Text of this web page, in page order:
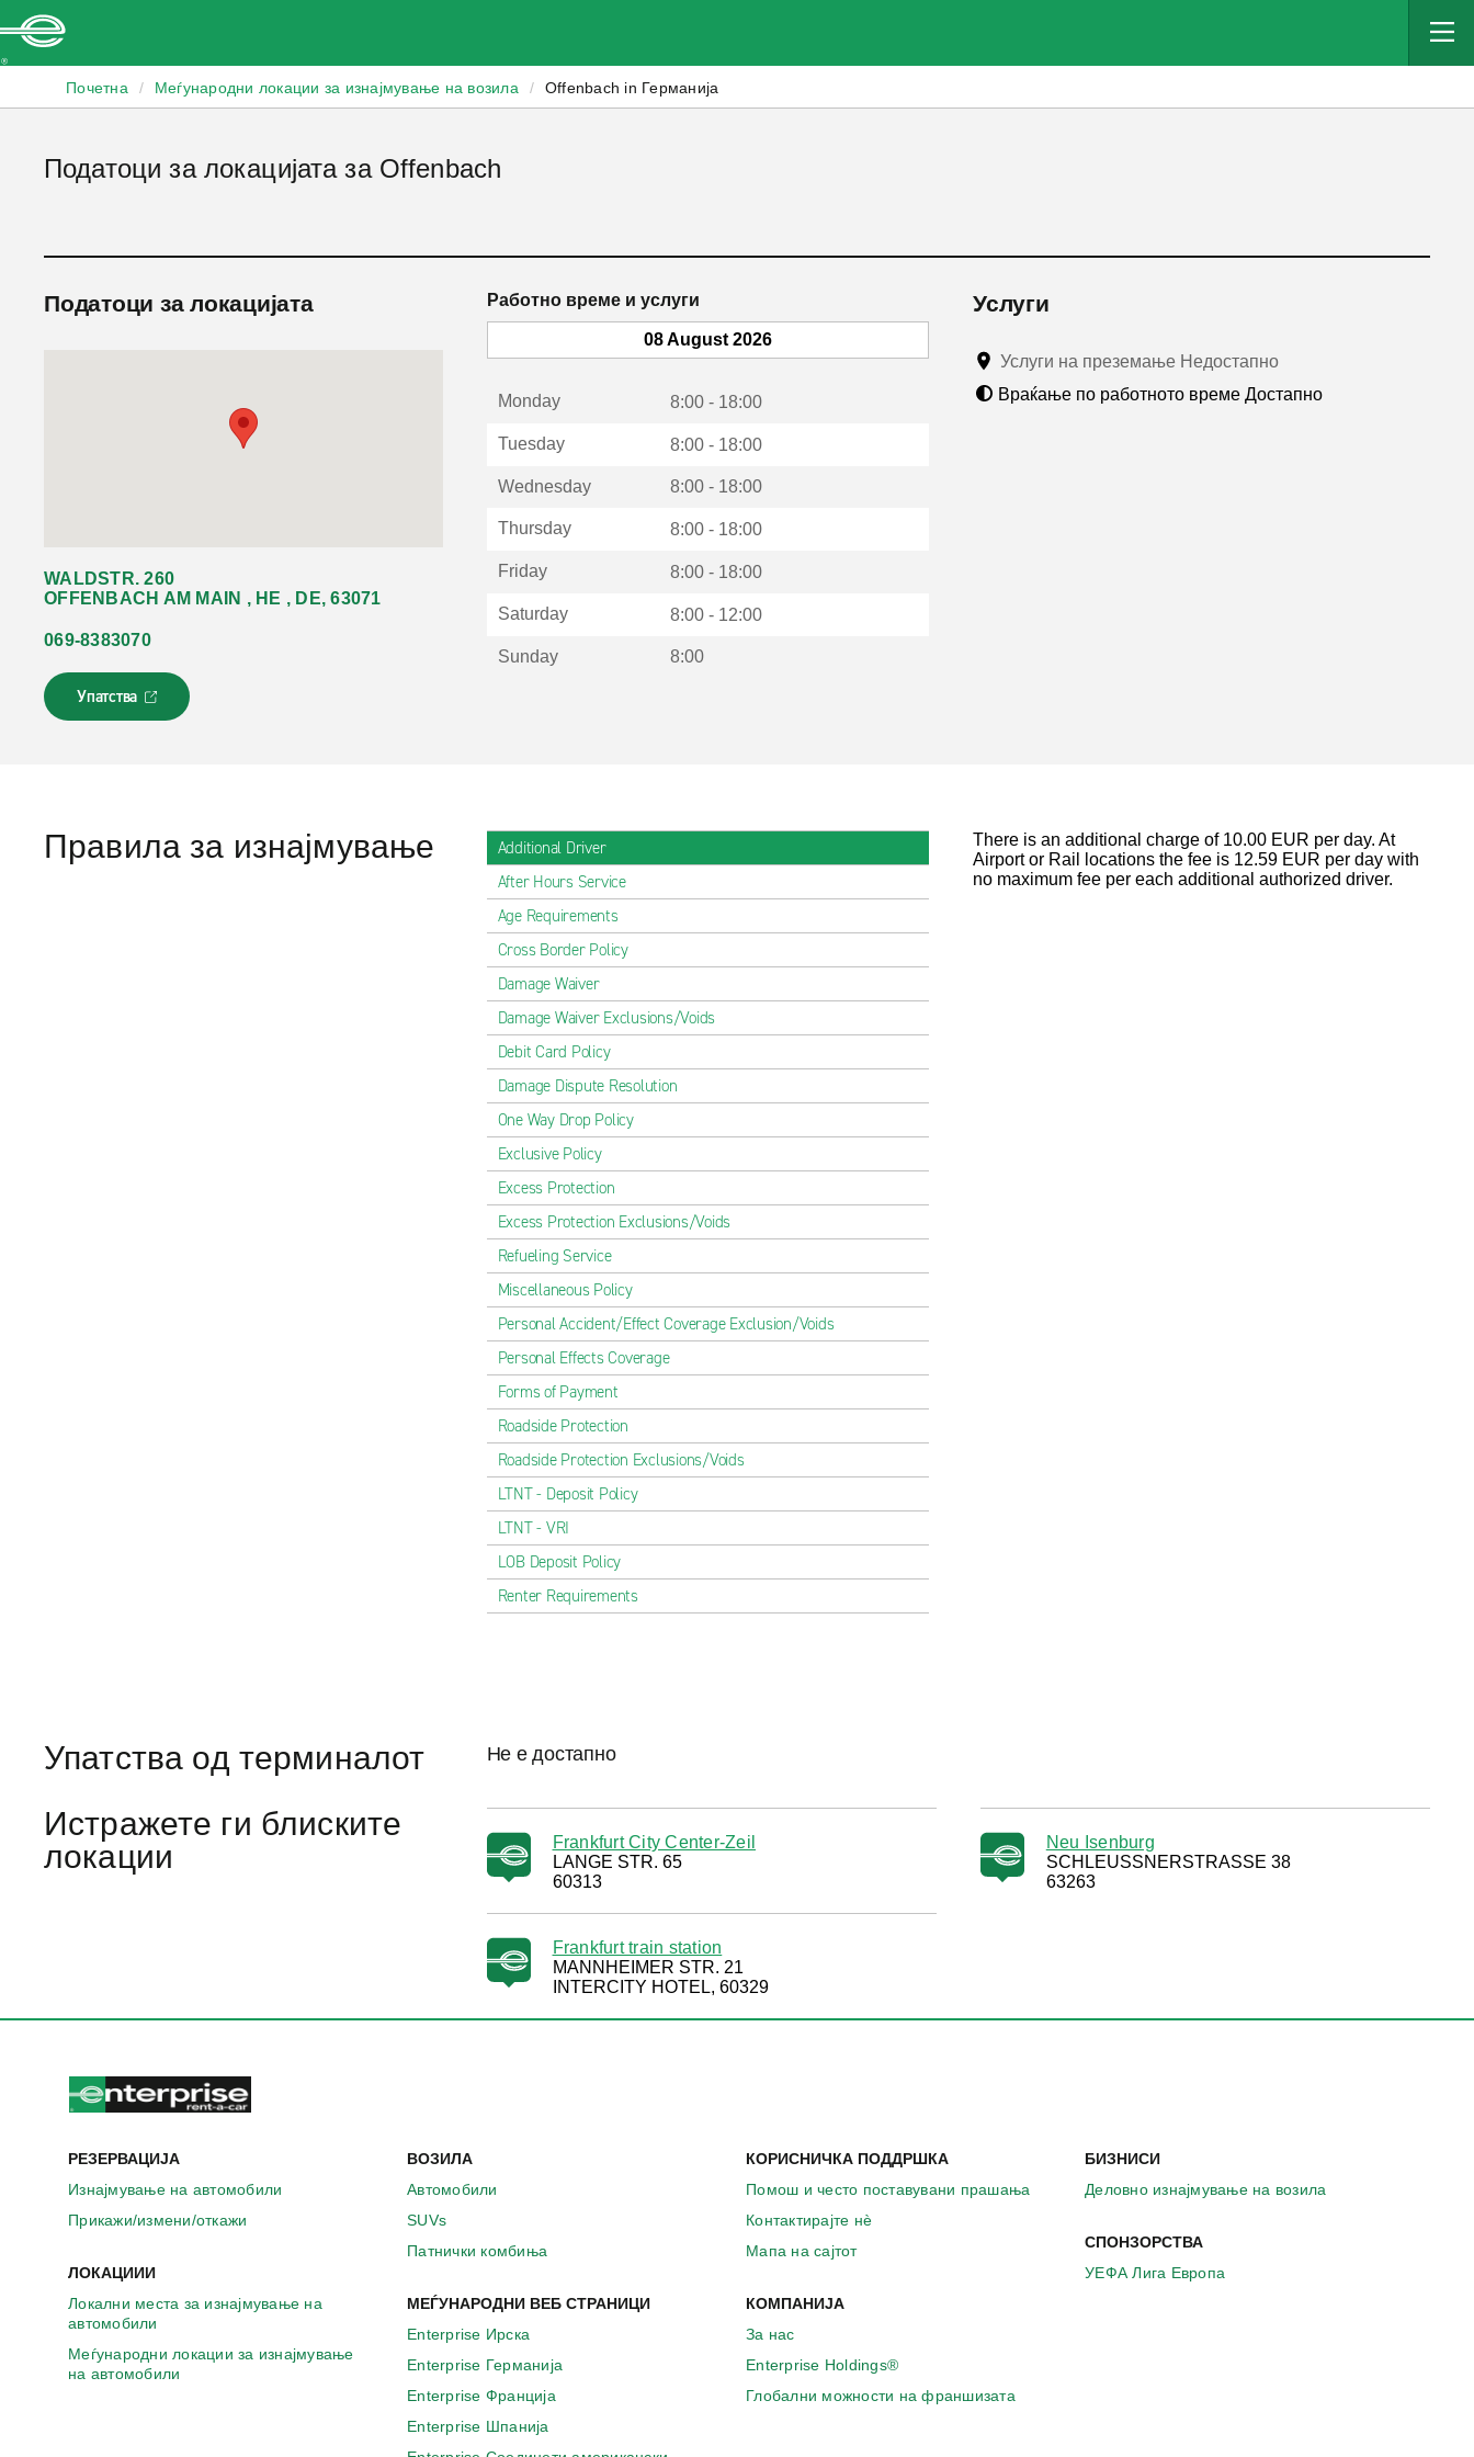
Почетна / Меѓународни локации за изнајмување на возила / Offenbach in Германија
Податоци за локацијата за Offenbach
Податоци за локацијата
WALDSTR. 260
OFFENBACH AM MAIN , HE , DE, 63071
069-8383070
Упатства
Л
и
е
Работно време и услуги
08 August 2026
Monday 8:00 - 18:00
Tuesday 8:00 - 18:00
Wednesday 8:00 - 18:00
Thursday 8:00 - 18:00
Friday 8:00 - 18:00
Saturday 8:00 - 12:00
Sunday 8:00
Услуги
Услуги на преземање Недостапно
Враќање по работното време Достапно
Правила за изнајмување
Additional Driver
After Hours Service
Age Requirements
Cross Border Policy
Damage Waiver
Damage Waiver Exclusions/Voids
Debit Card Policy
Damage Dispute Resolution
One Way Drop Policy
Exclusive Policy
Excess Protection
Excess Protection Exclusions/Voids
Refueling Service
Miscellaneous Policy
Personal Accident/Effect Coverage Exclusion/Voids
Personal Effects Coverage
Forms of Payment
Roadside Protection
Roadside Protection Exclusions/Voids
LTNT - Deposit Policy
LTNT - VRI
LOB Deposit Policy
Renter Requirements
There is an additional charge of 10.00 EUR per day. At
Airport or Rail locations the fee is 12.59 EUR per day with
no maximum fee per each additional authorized driver.
Упатства од терминалот Не е достапно
Истражете ги блиските
локации
Frankfurt City Center-Zeil
LANGE STR. 65
60313
Neu Isenburg
SCHLEUSSNERSTRASSE 38
63263
Frankfurt train station
MANNHEIMER STR. 21
INTERCITY HOTEL, 60329
РЕЗЕРВАЦИЈА
Изнајмување на автомобили
Прикажи/измени/откажи
ЛОКАЦИИИ
Локални места за изнајмување на
автомобили
Меѓународни локации за изнајмување
на автомобили
ВОЗИЛА
Автомобили
SUVs
Патнички комбиња
МЕЃУНАРОДНИ ВЕБ СТРАНИЦИ
Enterprise Ирска
Enterprise Германија
Enterprise Франција
Enterprise Шпанија
КОРИСНИЧКА ПОДДРШКА
Помош и често поставувани прашања
Контактирајте нѐ
Мапа на сајтот
КОМПАНИЈА
За нас
Enterprise Holdings®
Глобални можности на франшизата
БИЗНИСИ
Деловно изнајмување на возила
СПОНЗОРСТВА
УЕФА Лига Европа